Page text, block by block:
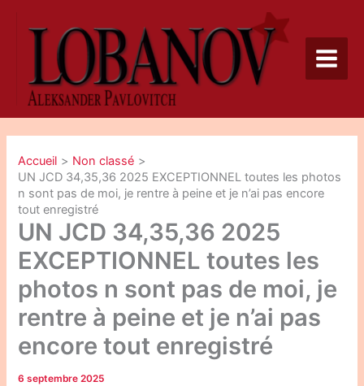
Accueil
Non classé
UN JCD 34,35,36 2025 EXCEPTIONNEL toutes les photos
n sont pas de moi, je rentre à peine et je n’ai pas encore
tout enregistré
UN JCD 34,35,36 2025
EXCEPTIONNEL toutes les
photos n sont pas de moi, je
rentre à peine et je n’ai pas
encore tout enregistré
6 septembre 2025